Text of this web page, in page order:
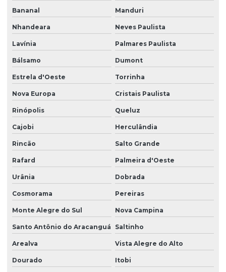
Bananal Manduri
Nhandeara Neves Paulista
Lavínia Palmares Paulista
Bálsamo Dumont
Estrela d'Oeste Torrinha
Nova Europa Cristais Paulista
Rinópolis Queluz
Cajobi Herculândia
Rincão Salto Grande
Rafard Palmeira d'Oeste
Urânia Dobrada
Cosmorama Pereiras
Monte Alegre do Sul Nova Campina
Santo Antônio do Aracanguá Saltinho
Arealva Vista Alegre do Alto
Dourado Itobi